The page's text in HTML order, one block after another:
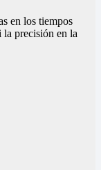
en los tiempos
la precisión en la